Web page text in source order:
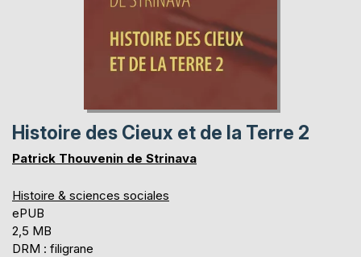
Histoire des Cieux et de la Terre 2
Patrick Thouvenin de Strinava
Histoire & sciences sociales
ePUB
2,5 MB
DRM : filigrane